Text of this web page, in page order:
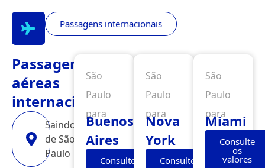
Passagens internacionais
Passagens
aéreas
internacionais
Saindo
de São
Paulo
São
Paulo
para
Buenos
Aires
Consulte
São
Paulo
para
Nova
York
Consulte
São
Paulo
para
Miami
Consulte
os
valores